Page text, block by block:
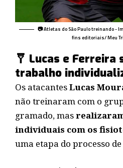
📷 Atletas do São Paulo treinando -
fins editoriais/ Meu
🩼 Lucas e Ferreira
trabalho
Os atacantesLucas
não treinaram com o
gramado, mas
individuais com os
uma etapa do processo